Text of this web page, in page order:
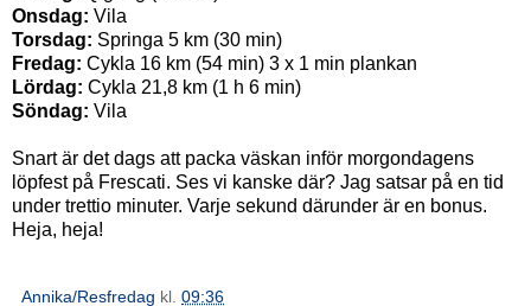
Onsdag: Vila
Torsdag: Springa 5 km (30 min)
Fredag: Cykla 16 km (54 min) 3 x 1 min plankan
Lördag: Cykla 21,8 km (1 h 6 min)
Söndag: Vila
Snart är det dags att packa väskan inför morgondagens
löpfest på Frescati. Ses vi kanske där? Jag satsar på en tid
under trettio minuter. Varje sekund därunder är en bonus.
Heja, heja!
Annika/Resfredag kl. 09:36